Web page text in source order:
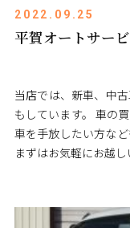
2022.09.25
平賀オートサー
当店では、新車、中
もしています。 車の
車を手放したい方な
まずはお気軽にお越